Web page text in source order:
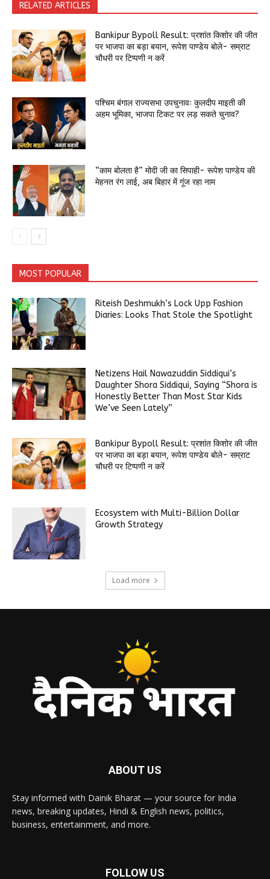
RELATED ARTICLES
Bankipur Bypoll Result: प्रशांत किशोर की जीत
पर भाजपा का बड़ा बयान, रूपेश पाण्डेय बोले- सम्राट
चौधरी पर टिप्पणी न करें
पश्चिम बंगाल राज्यसभा उपचुनावः कुलदीप माइती की
अहम भूमिका, भाजपा टिकट पर लड़ सकते चुनाव?
“काम बोलता है” मोदी जी का सिपाही- रूपेश पाण्डेय की
मेहनत रंग लाई, अब बिहार में गूंज रहा नाम
MOST POPULAR
Riteish Deshmukh’s Lock Upp Fashion
Diaries: Looks That Stole the Spotlight
Netizens Hail Nawazuddin Siddiqui’s
Daughter Shora Siddiqui, Saying “Shora is
Honestly Better Than Most Star Kids
We’ve Seen Lately”
Bankipur Bypoll Result: प्रशांत किशोर की जीत
पर भाजपा का बड़ा बयान, रूपेश पाण्डेय बोले- सम्राट
चौधरी पर टिप्पणी न करें
Ecosystem with Multi-Billion Dollar
Growth Strategy
Load more
ABOUT US
Stay informed with Dainik Bharat — your source for India
news, breaking updates, Hindi & English news, politics,
business, entertainment, and more.
FOLLOW US